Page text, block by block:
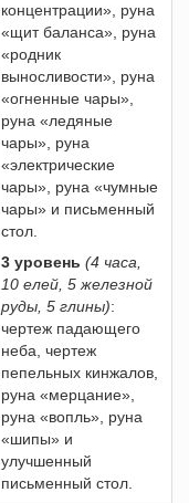
концентрации», руна
«щит баланса», руна
«родник
выносливости», руна
«огненные чары»,
руна «ледяные
чары», руна
«электрические
чары», руна «чумные
чары» и письменный
стол.
3 уровень (4 часа,
10 елей, 5 железной
руды, 5 глины):
чертеж падающего
неба, чертеж
пепельных кинжалов,
руна «мерцание»,
руна «вопль», руна
«шипы» и
улучшенный
письменный стол.